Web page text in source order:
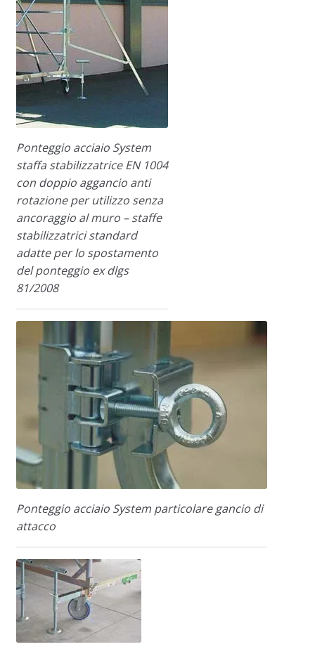
Ponteggio acciaio System
staffa stabilizzatrice EN 1004
con doppio aggancio anti
rotazione per utilizzo senza
ancoraggio al muro – staffe
stabilizzatrici standard
adatte per lo spostamento
del ponteggio ex dlgs
81/2008
Ponteggio acciaio System particolare gancio di
attacco